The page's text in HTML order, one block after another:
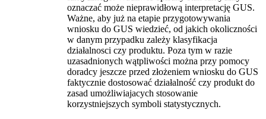
oznaczać może nieprawidłową interpretację GUS.
Ważne, aby już na etapie przygotowywania
wniosku do GUS wiedzieć, od jakich okoliczności
w danym przypadku zależy klasyfikacja
działalnosci czy produktu. Poza tym w razie
uzasadnionych wątpliwości można przy pomocy
doradcy jeszcze przed złożeniem wniosku do GUS
faktycznie dostosować działalność czy produkt do
zasad umożliwiajacych stosowanie
korzystniejszych symboli statystycznych.